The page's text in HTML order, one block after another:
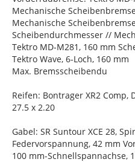
Mechanische
Mechanische
Scheibendurchmesser //
Tektro MD-M281, 160 mm
Tektro Wave, 6-Loch, 160 mm
Max. Bremsscheibendu
Reifen: Bontrager XR2 Comp,
27.5 x 2.20
Gabel: SR Suntour XCE 28,
Federvorspannung, 42 mm
100 mm-Schnellspannachse,